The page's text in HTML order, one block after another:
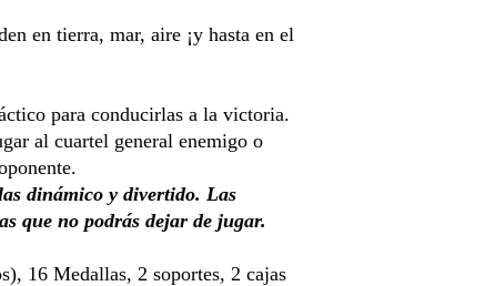
en tierra, mar, aire ¡y hasta en el
para conducirlas a la victoria.
al cuartel general enemigo o
dinámico y divertido. Las
que no podrás dejar de jugar.
16 Medallas, 2 soportes, 2 cajas